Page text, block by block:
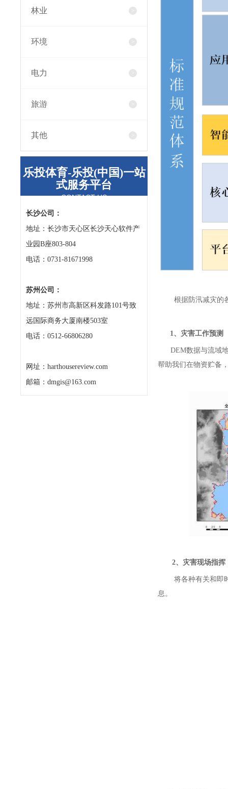
林业
环境
电力
旅游
其他
乐投体育-乐投(中国)一站
式服务平台
CONTACT US
长沙公司：
地址：长沙市天心区长沙天心软件产
业园B座803-804
电话：0731-81671998
苏州公司：
地址：苏州市高新区科发路101号致
远国际商务大厦南楼503室
电话：0512-66806280
网址：harthousereview.com
邮箱：dmgis@163.com
根据防汛减灾的
1、灾害工作预测
DEM数据与流域地
帮助我们在物资贮备
2、灾害现场指挥
将各种有关和即
息。